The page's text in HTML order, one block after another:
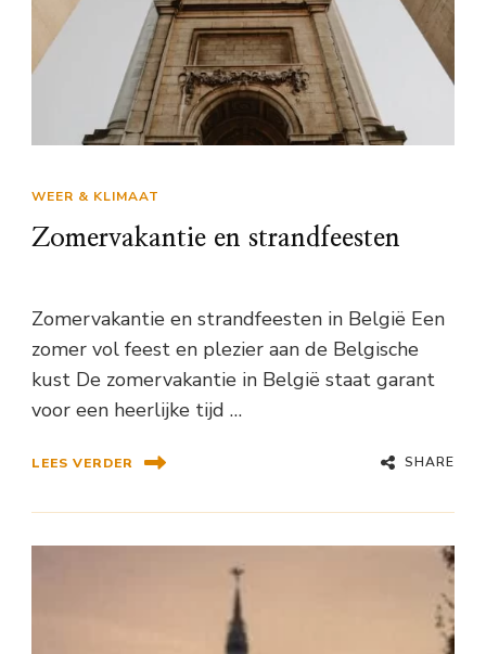
WEER & KLIMAAT
Zomervakantie en strandfeesten
Zomervakantie en strandfeesten in België Een
zomer vol feest en plezier aan de Belgische
kust De zomervakantie in België staat garant
voor een heerlijke tijd …
LEES VERDER SHARE